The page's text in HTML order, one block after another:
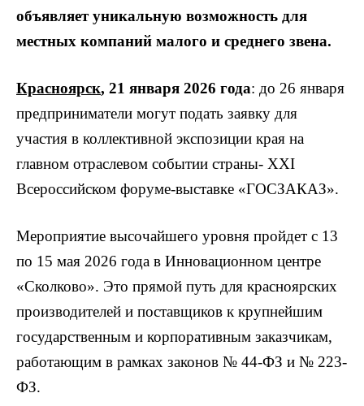
объявляет уникальную возможность для
местных компаний малого и среднего звена.
Красноярск, 21 января 2026 года: до 26 января
предприниматели могут подать заявку для
участия в коллективной экспозиции края на
главном отраслевом событии страны- XXI
Всероссийском форуме-выставке «ГОСЗАКАЗ».
Мероприятие высочайшего уровня пройдет с 13
по 15 мая 2026 года в Инновационном центре
«Сколково». Это прямой путь для красноярских
производителей и поставщиков к крупнейшим
государственным и корпоративным заказчикам,
работающим в рамках законов № 44-ФЗ и № 223-
ФЗ.